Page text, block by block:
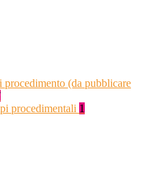
procedimento (da pubblicare
procedimentali 1